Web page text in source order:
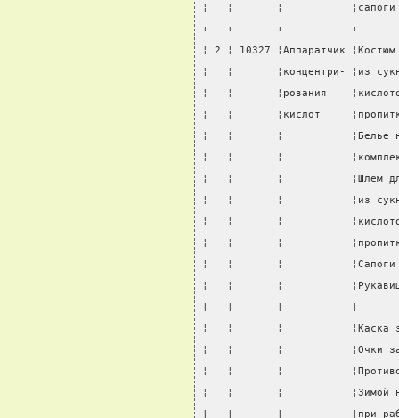
¦   ¦       ¦           ¦сапоги
+---+-------+-----------
¦ 2 ¦ 10327 ¦Аппаратчик
¦   ¦       ¦концентри- ¦из
¦   ¦       ¦рования
¦   ¦       ¦кислот
¦   ¦       ¦           ¦Белье
¦   ¦       ¦
¦   ¦       ¦           ¦Шлем
¦   ¦       ¦           ¦из
¦   ¦       ¦
¦   ¦       ¦
¦   ¦       ¦           ¦Сапоги
¦   ¦       ¦           ¦Рукавицы
¦   ¦       ¦           ¦
¦   ¦       ¦           ¦Каска
¦   ¦       ¦           ¦Очки
¦   ¦       ¦
¦   ¦       ¦           ¦Зимой
¦   ¦       ¦           ¦при